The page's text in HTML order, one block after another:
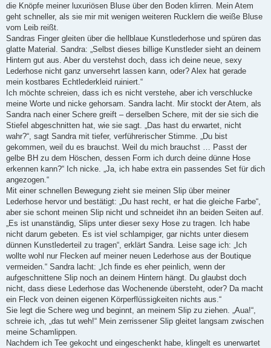
die Knöpfe meiner luxuriösen Bluse über den Boden klirren. Mein Atem
geht schneller, als sie mir mit wenigen weiteren Rucklern die weiße Bluse
vom Leib reißt.
Sandras Finger gleiten über die hellblaue Kunstlederhose und spüren das
glatte Material. Sandra: „Selbst dieses billige Kunstleder sieht an deinem
Hintern gut aus. Aber du verstehst doch, dass ich deine neue, sexy
Lederhose nicht ganz unversehrt lassen kann, oder? Alex hat gerade
mein kostbares Echtlederkleid ruiniert.“
Ich möchte schreien, dass ich es nicht verstehe, aber ich verschlucke
meine Worte und nicke gehorsam. Sandra lacht. Mir stockt der Atem, als
Sandra nach einer Schere greift – derselben Schere, mit der sie sich die
Stiefel abgeschnitten hat, wie sie sagt. „Das hast du erwartet, nicht
wahr?“, sagt Sandra mit tiefer, verführerischer Stimme. „Du bist
gekommen, weil du es brauchst. Weil du mich brauchst … Passt der
gelbe BH zu dem Höschen, dessen Form ich durch deine dünne Hose
erkennen kann?“ Ich nicke. „Ja, ich habe extra ein passendes Set für dich
angezogen.“
Mit einer schnellen Bewegung zieht sie meinen Slip über meiner
Lederhose hervor und bestätigt: „Du hast recht, er hat die gleiche Farbe“,
aber sie schont meinen Slip nicht und schneidet ihn an beiden Seiten auf.
„Es ist unanständig, Slips unter dieser sexy Hose zu tragen. Ich habe
nicht darum gebeten. Es ist viel schlampiger, gar nichts unter diesem
dünnen Kunstlederteil zu tragen“, erklärt Sandra. Leise sage ich: „Ich
wollte wohl nur Flecken auf meiner neuen Lederhose aus der Boutique
vermeiden.“ Sandra lacht: „Ich finde es eher peinlich, wenn der
aufgeschnittene Slip noch an deinem Hintern hängt. Du glaubst doch
nicht, dass diese Lederhose das Wochenende übersteht, oder? Da macht
ein Fleck von deinen eigenen Körperflüssigkeiten nichts aus.“
Sie legt die Schere weg und beginnt, an meinem Slip zu ziehen. „Aua!“,
schreie ich, „das tut weh!“ Mein zerrissener Slip gleitet langsam zwischen
meine Schamlippen.
Nachdem ich Tee gekocht und eingeschenkt habe, klingelt es unerwartet